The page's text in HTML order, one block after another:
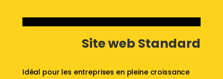
Site web Standard
Idéal pour les entreprises en pleine croissance